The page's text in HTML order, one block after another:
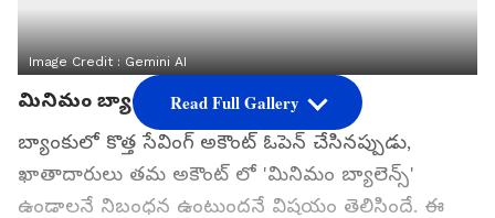
Image Credit :Gemini AI
మినిమం బ్యాలెన్స్ నిబంధన
బ్యాంకులో కొత్త సేవింగ్ అకౌంట్ ఓపెన్ చేసినప్పుడు,
ఖాతాదారులు తమ అకౌంట్ లో 'మినిమం బ్యాలెన్స్'
ఉండాలనే నిబంధన ఉంటుందనే విషయం తెలిసిందే. ఈ
Read Full Gallery